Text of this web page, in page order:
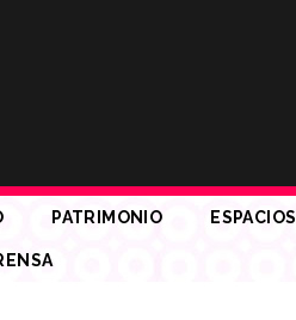
PATRIMONIO ESPACIOS